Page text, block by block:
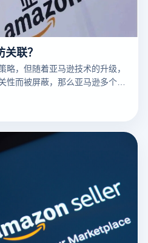
联？
，但随着亚马逊技术的升级，
而被屏蔽，那么亚马逊多个账
相关性呢？有什么好的防关联方